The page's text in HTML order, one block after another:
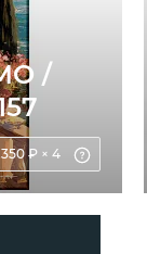
/
350 ₽ × 4